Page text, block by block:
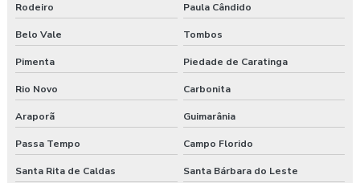
Rodeiro Paula Cândido
Belo Vale Tombos
Pimenta Piedade de Caratinga
Rio Novo Carbonita
Araporã Guimarânia
Passa Tempo Campo Florido
Santa Rita de Caldas Santa Bárbara do Leste